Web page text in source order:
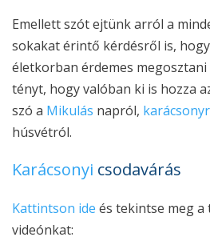
Emellett szót ejtünk arról a
sokakat érintő kérdésről is,
életkorban érdemes megosztani
tényt, hogy valóban ki is hozza
szó a Mikulás napról,
húsvétról.
Karácsonyi csodavárás
Kattintson ide és tekintse meg
videónkat: